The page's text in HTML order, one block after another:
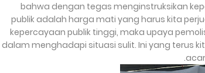
bahwa dengan tegas menginstruksikan
publik adalah harga mati yang harus kita
kepercayaan publik tinggi, maka upaya
dalam menghadapi situasi sulit. Ini yang terus